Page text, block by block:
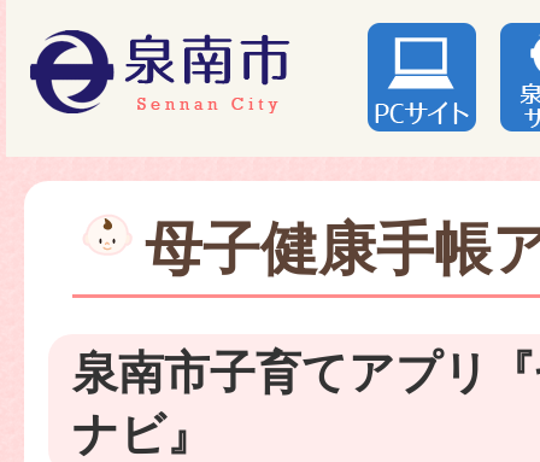
母子健康手帳
泉南市子育てアプリ
ナビ』